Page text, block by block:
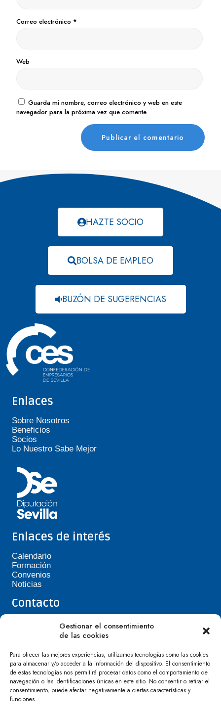
Gestionar el consentimiento
de las cookies
Para ofrecer las mejores experiencias, utilizamos tecnologías como las cookies
para almacenar y/o acceder a la información del dispositivo. El consentimiento
de estas tecnologías nos permitirá procesar datos como el comportamiento de
navegación o las identificaciones únicas en este sitio. No consentir o retirar el
consentimiento, puede afectar negativamente a ciertas características y
funciones.
Correo electrónico *
Web
Guarda mi nombre, correo electrónico y web en este
navegador para la próxima vez que comente.
HAZTE SOCIO
BOLSA DE EMPLEO
BUZÓN DE SUGERENCIAS
Enlaces
Sobre Nosotros
Beneficios
Socios
Lo Nuestro Sabe Mejor
Enlaces de interés
Calendario
Formación
Convenios
Noticias
Contacto
Teléfono de Asepavi: 623 394 601
asepavi20@gmail.com
Villafranca